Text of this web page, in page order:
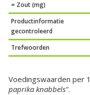
= Zout (mg)
Productinformatie
gecontroleerd
Trefwoorden
Voedingswaarden per
paprika knabbels".